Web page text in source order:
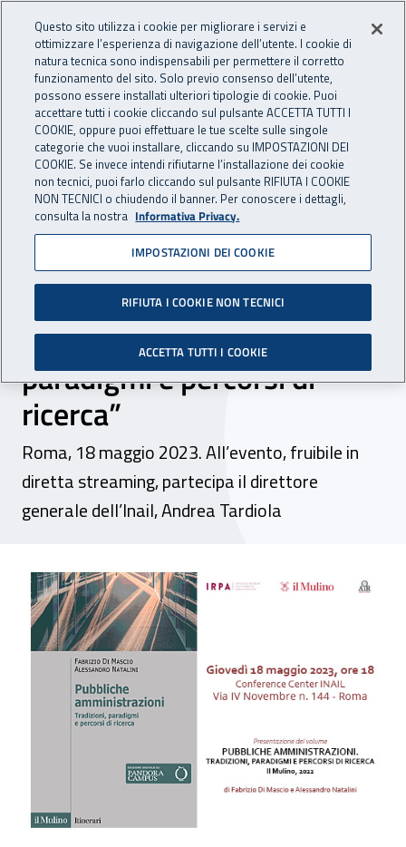
INAIL - Istituto Nazionale
Apri cerca
Navigazione principale
Navigazione - Ti trovi in:
Home Inail comunica Eventi
18 maggio 2023
Presentazione del libro
“Pubbliche
amministrazioni. Tradizioni,
paradigmi e percorsi di
ricerca”
Roma, 18 maggio 2023. All’evento, fruibile in
diretta streaming, partecipa il direttore
generale dell’Inail, Andrea Tardiola
Presentazione del libro “Pubbliche
Questo sito utilizza i cookie per migliorare i servizi e
ottimizzare l’esperienza di navigazione dell’utente. I cookie di
natura tecnica sono indispensabili per permettere il corretto
funzionamento del sito. Solo previo consenso dell’utente,
possono essere installati ulteriori tipologie di cookie. Puoi
accettare tutti i cookie cliccando sul pulsante ACCETTA TUTTI I
COOKIE, oppure puoi effettuare le tue scelte sulle singole
categorie che vuoi installare, cliccando su IMPOSTAZIONI DEI
COOKIE. Se invece intendi rifiutarne l’installazione dei cookie
non tecnici, puoi farlo cliccando sul pulsante RIFIUTA I COOKIE
NON TECNICI o chiudendo il banner. Per conoscere i dettagli,
consulta la nostra Informativa Privacy.
IMPOSTAZIONI DEI COOKIE
RIFIUTA I COOKIE NON TECNICI
ACCETTA TUTTI I COOKIE